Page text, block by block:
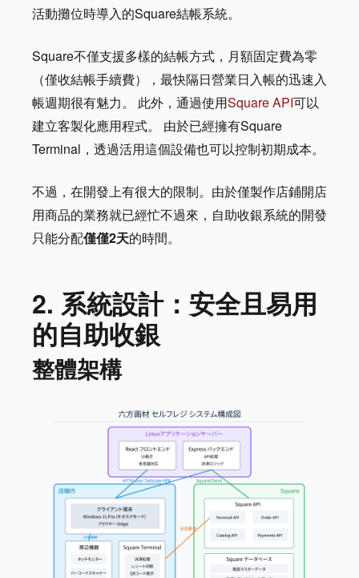
活動攤位時導入的Square結帳系統。
Square不僅支援多樣的結帳方式，月額固定費為零
（僅收結帳手續費），最快隔日營業日入帳的迅速入
帳週期很有魅力。 此外，通過使用Square API可以
建立客製化應用程式。 由於已經擁有Square
Terminal，透過活用這個設備也可以控制初期成本。
不過，在開發上有很大的限制。由於僅製作店鋪開店
用商品的業務就已經忙不過來，自助收銀系統的開發
只能分配僅僅2天的時間。
2. 系統設計：安全且易用
的自助收銀
整體架構